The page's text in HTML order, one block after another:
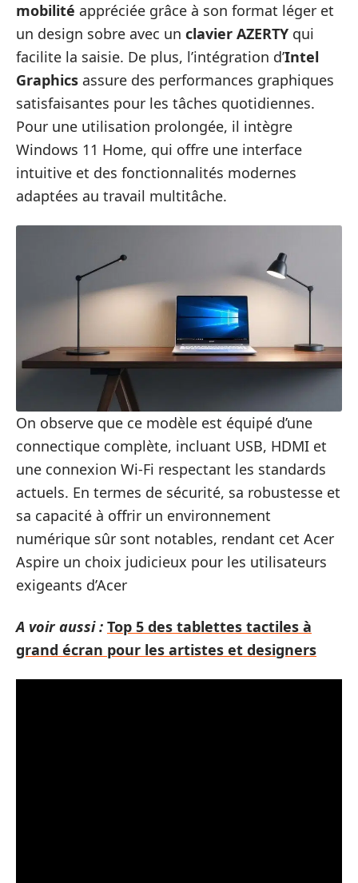
mobilité appréciée grâce à son format léger et
un design sobre avec un clavier AZERTY qui
facilite la saisie. De plus, l’intégration d’Intel
Graphics assure des performances graphiques
satisfaisantes pour les tâches quotidiennes.
Pour une utilisation prolongée, il intègre
Windows 11 Home, qui offre une interface
intuitive et des fonctionnalités modernes
adaptées au travail multitâche.
On observe que ce modèle est équipé d’une
connectique complète, incluant USB, HDMI et
une connexion Wi-Fi respectant les standards
actuels. En termes de sécurité, sa robustesse et
sa capacité à offrir un environnement
numérique sûr sont notables, rendant cet Acer
Aspire un choix judicieux pour les utilisateurs
exigeants d’Acer
A voir aussi : Top 5 des tablettes tactiles à
grand écran pour les artistes et designers